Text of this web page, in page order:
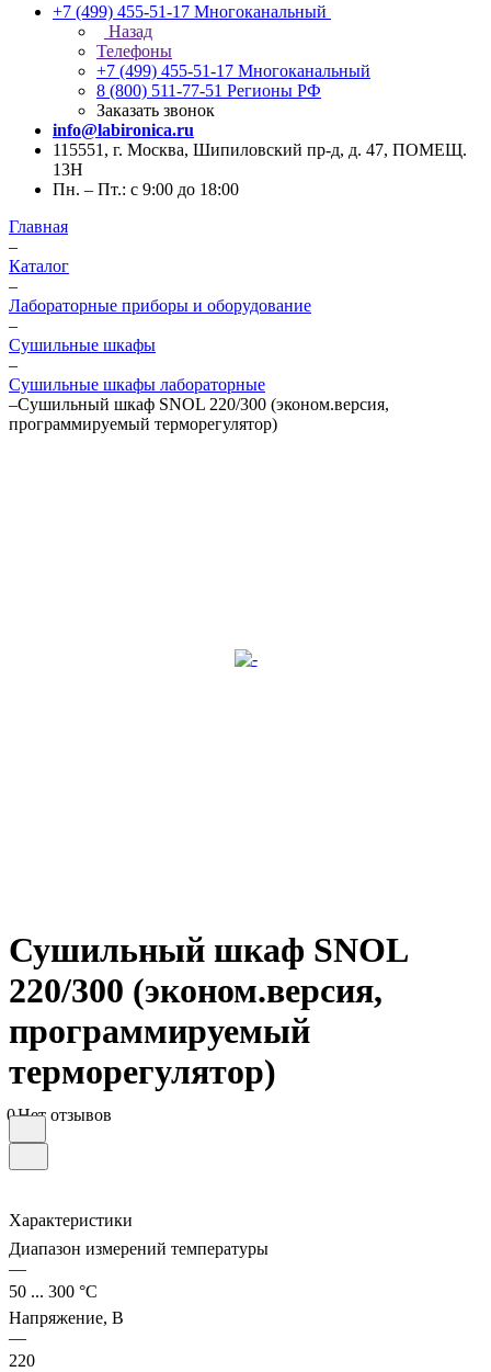
+7 (499) 455-51-17 Многоканальный
Назад
Телефоны
+7 (499) 455-51-17 Многоканальный
8 (800) 511-77-51 Регионы РФ
Заказать звонок
info@labironica.ru
115551, г. Москва, Шипиловский пр-д, д. 47, ПОМЕЩ.
13Н
Пн. – Пт.: с 9:00 до 18:00
Главная
–
Каталог
–
Лабораторные приборы и оборудование
–
Сушильные шкафы
–
Сушильные шкафы лабораторные
–Сушильный шкаф SNOL 220/300 (эконом.версия,
программируемый терморегулятор)
Сушильный шкаф SNOL
220/300 (эконом.версия,
программируемый
терморегулятор)
0Нет отзывов
Характеристики
Диапазон измерений температуры
—
50 ... 300 °С
Напряжение, В
—
220